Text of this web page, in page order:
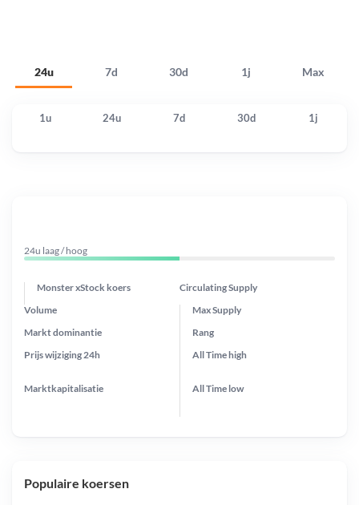
24u 7d 30d 1j Max
1u 24u 7d 30d 1j
24u laag / hoog
Monster xStock koers Circulating Supply
Prijs wijziging 24h
Max Supply
Markt dominantie
Marktkapitalisatie
Volume
Rang
All Timehigh
All Time low
Populaire koersen